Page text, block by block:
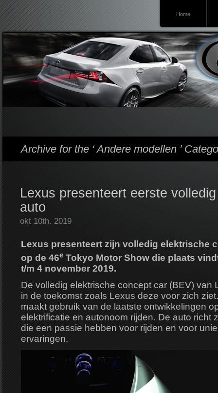
Home
Archive for the ‘ Andere modellen ’
Lexus presenteert eerste
auto
okt 10th. 2019
Lexus presenteert zijn volledig elektrische
op de 46e Tokyo Motor Show die plaats
t/m 4 november 2019.
De volledig elektrische concept car (BEV) van
in de toekomst zoals Lexus deze voor zich
maakt gebruik van de laatste ontwikkelingen
elektrificatie en autonoom rijden. De auto richt
die een passie hebben voor rijden en voor
ervaringen.